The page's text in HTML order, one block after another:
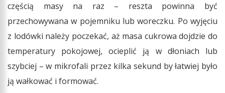
częścią masy na raz – reszta powinna być
przechowywana w pojemniku lub woreczku. Po wyjęciu
z lodówki należy poczekać, aż masa cukrowa dojdzie do
temperatury pokojowej, ocieplić ją w dłoniach lub
szybciej – w mikrofali przez kilka sekund by łatwiej było
ją wałkować i formować.